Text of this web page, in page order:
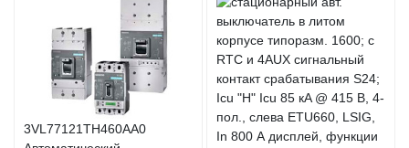
3VL77121TH460AA0